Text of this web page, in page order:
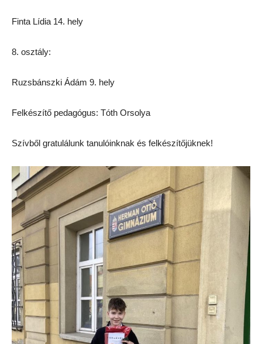
Finta Lídia 14. hely
8. osztály:
Ruzsbánszki Ádám 9. hely
Felkészítő pedagógus: Tóth Orsolya
Szívből gratulálunk tanulóinknak és felkészítőjüknek!